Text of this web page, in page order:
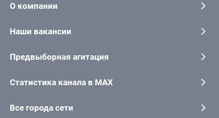
О компании
Наши вакансии
Предвыборная агитация
Статистика канала в MAX
Все города сети